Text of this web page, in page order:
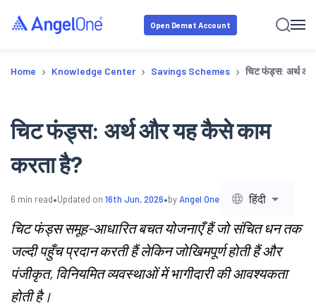
Open Demat Account
Home › Knowledge Center › Savings Schemes › चिट फंड्स: अर्थ
चिट फंड्स: अर्थ और यह कैसे काम
करता है?
6 min read•Updated on 16th Jun, 2026•byAngel One हिंदी
चिट फंड्स समूह-आधारित बचत योजनाएँ हैं जो संचित धन तक
जल्दी पहुँच प्रदान करती हैं लेकिन जोखिमपूर्ण होती हैं और
पंजीकृत, विनियमित व्यवस्थाओं में भागीदारी की आवश्यकता
होती है।